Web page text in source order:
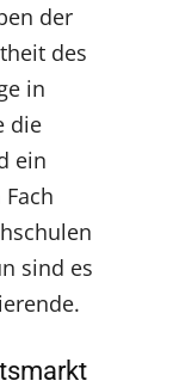
der
des
in
die
ein
sind es